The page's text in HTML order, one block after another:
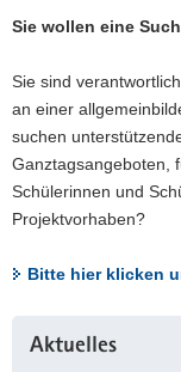
Sie wollen eine
Sie sind
an einer
suchen
Ganztagsangeboten,
Schülerinnen und
Projektvorhaben?
Bitte hier klicken
Information
Aktuelles